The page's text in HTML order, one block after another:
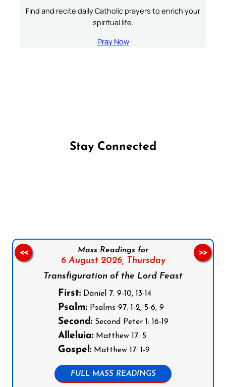
Find and recite daily Catholic prayers to enrich your
spiritual life.
Pray Now
Stay Connected
Mass Readings for
6 August 2026, Thursday
Transfiguration of the Lord Feast
First:Daniel 7: 9-10, 13-14
Psalm:Psalms 97: 1-2, 5-6, 9
Second:Second Peter 1: 16-19
Alleluia:Matthew 17: 5
Gospel:Matthew 17: 1-9
FULL MASS READINGS
<< >>